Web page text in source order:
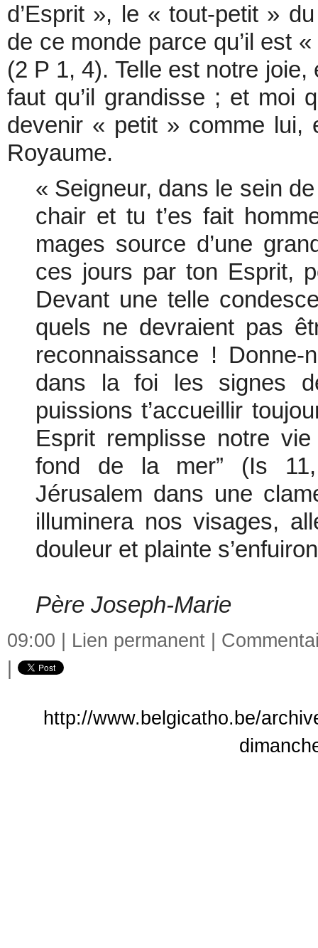
d’Esprit », le « tout-petit »
de ce monde parce qu’il est
(2 P 1, 4). Telle est notre
faut qu’il grandisse ; et moi
devenir « petit » comme lui,
Royaume.
« Seigneur, dans le sein
chair et tu t’es fait
mages source d’une
ces jours par ton Esprit,
Devant une telle
quels ne devraient pas
reconnaissance !
dans la foi les signes
puissions t’accueillir
Esprit remplisse notre
fond de la mer” (Is
Jérusalem dans une
illuminera nos visages,
douleur et plainte
Père Joseph-Marie
09:00 | Lien permanent
http://www.belgicatho.be/